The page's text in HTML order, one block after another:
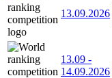
13.09.2026
13.09 -
14.09.2026